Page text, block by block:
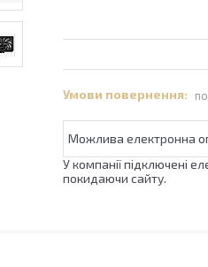
У компанії підключені
покидаючи сайту.